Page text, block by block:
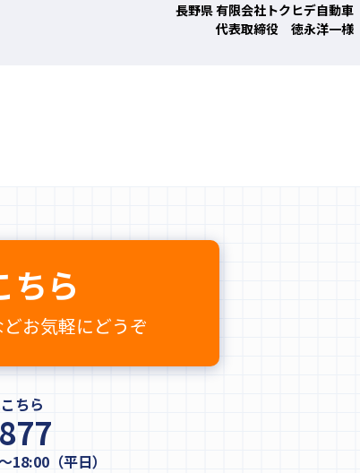
長野県 有限会社トクヒデ自動車
代表取締役 徳永洋一様
ちら
お気軽にどうぞ
ちら
（平日）